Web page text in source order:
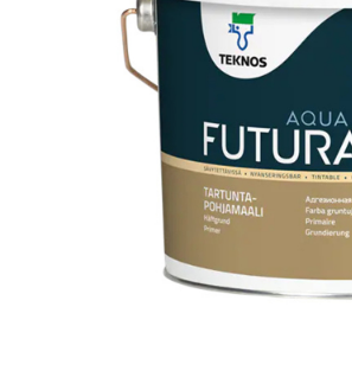
Toimitustavat- ja kulutTummuneet